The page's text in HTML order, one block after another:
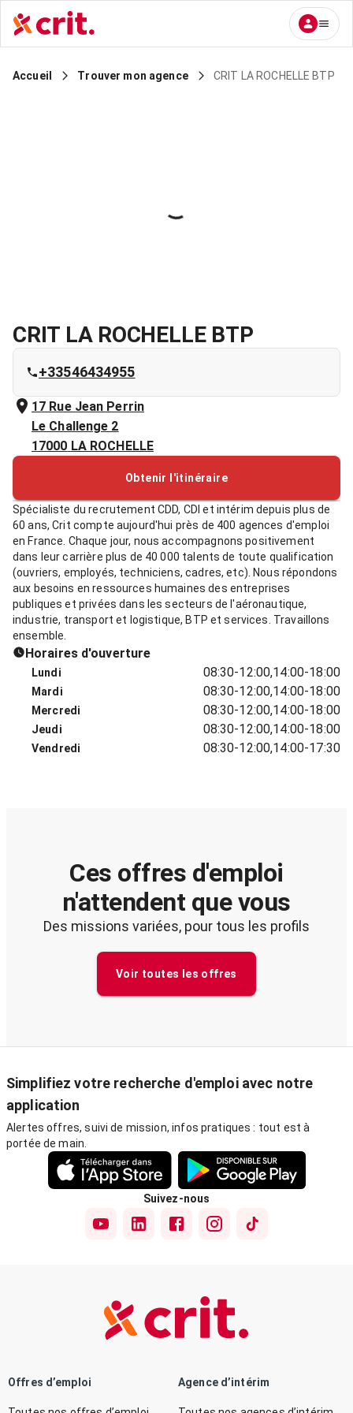
Accueil Trouver mon agence CRIT LA ROCHELLE BTP
CRIT LA ROCHELLE BTP
+33546434955
17 Rue Jean Perrin
Le Challenge 2
17000 LA ROCHELLE
Obtenir l'itinéraire
Spécialiste du recrutement CDD, CDI et intérim depuis plus de
60 ans, Crit compte aujourd'hui près de 400 agences d'emploi
en France. Chaque jour, nous accompagnons positivement
dans leur carrière plus de 40 000 talents de toute qualification
(ouvriers, employés, techniciens, cadres, etc). Nous répondons
aux besoins en ressources humaines des entreprises
publiques et privées dans les secteurs de l'aéronautique,
industrie, transport et logistique, BTP et services. Travaillons
ensemble.
Horaires d'ouverture
Lundi 08:30-12:00,14:00-18:00
Mardi 08:30-12:00,14:00-18:00
Mercredi 08:30-12:00,14:00-18:00
Jeudi 08:30-12:00,14:00-18:00
Vendredi 08:30-12:00,14:00-17:30
Ces offres d'emploi
n'attendent que vous
Des missions variées, pour tous les profils
Voir toutes les offres
Simplifiez votre recherche d'emploi avec notre
application
Alertes offres, suivi de mission, infos pratiques : tout est à
portée de main.
Suivez-nous
Offres d’emploi Agence d’intérim